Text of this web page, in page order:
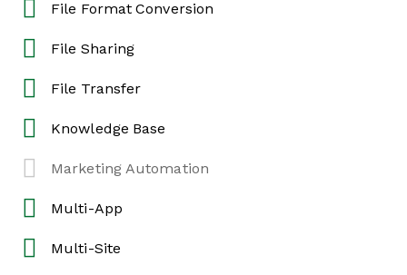
File Format Conversion
File Sharing
File Transfer
Knowledge Base
Marketing Automation
Multi-App
Multi-Site